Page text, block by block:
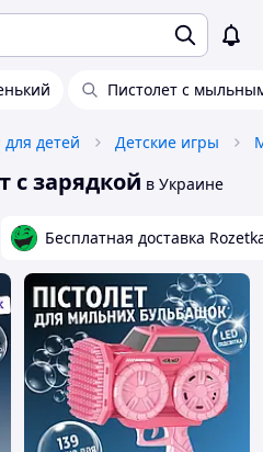
Пистолет с
детей Детские игры
с зарядкой в Украине
Бесплатная доставка